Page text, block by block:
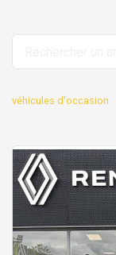
véhicules d'occasion